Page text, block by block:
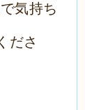
気持ち
ださ